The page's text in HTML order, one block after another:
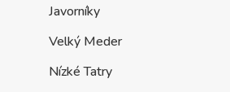
Javorníky
Velký Meder
Nízké Tatry